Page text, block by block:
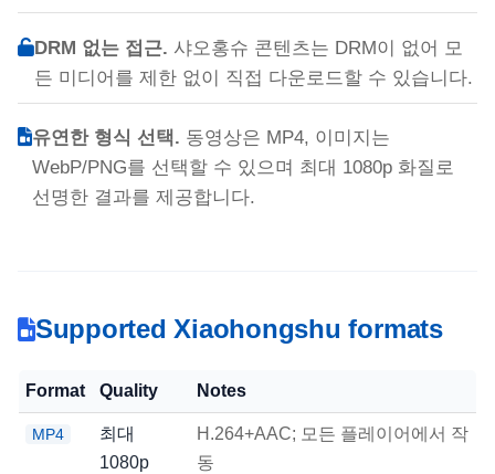
DRM 없는 접근. 샤오홍슈 콘텐츠는 DRM이 없어 모
든 미디어를 제한 없이 직접 다운로드할 수 있습니다.
유연한 형식 선택. 동영상은 MP4, 이미지는
WebP/PNG를 선택할 수 있으며 최대 1080p 화질로
선명한 결과를 제공합니다.
Supported Xiaohongshu formats
Format Quality Notes
MP4
최대
1080p
H.264+AAC; 모든 플레이어에서 작
동